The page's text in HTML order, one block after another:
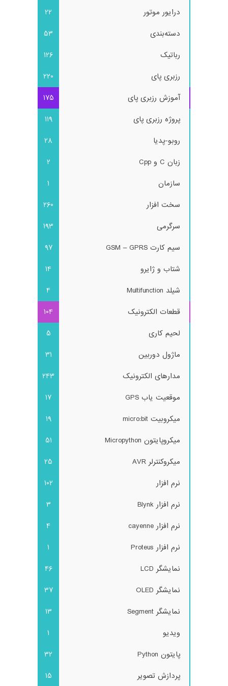
درایور موتور
22
دسته‌بندی
53
رباتیک
126
رزبری پای
220
آموزش رزبری پای
175
پروژه رزبری پای
119
روبو-پدیا
28
زبان C و Cpp
2
سازمان
1
سخت افزار
260
سرگرمی
193
سیم کارت GSM – GPRS
97
شتاب و ژایرو
14
شیلد Multifunction
4
قطعات الکترونیک
104
لحیم کاری
5
ماژول دوربین
31
مدارهای الکترونیک
243
موقعیت یاب GPS
17
میکروبیت micro:bit
19
میکروپایتون Micropython
51
میکروکنترلر AVR
25
نرم افزار
102
نرم افزار Blynk
3
نرم افزار cayenne
4
نرم افزار Proteus
1
نمایشگر LCD
46
نمایشگر OLED
37
نمایشگر Segment
13
ویدیو
1
پایتون Python
32
پردازش تصویر
15